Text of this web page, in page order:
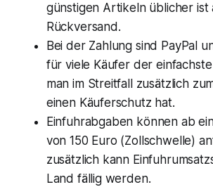
günstigen Artikeln üblicher ist
Rückversand.
Bei der Zahlung sind PayPal
für viele Käufer der
man im Streitfall zusätzlich
einen Käuferschutz hat.
Einfuhrabgaben können ab
von 150 Euro (Zollschwelle)
zusätzlich kann
Land fällig werden.